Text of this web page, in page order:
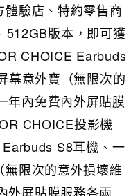
驗店、特約零售商
512GB版本，即可獲
CHOICE Earbuds
幕意外寶（無限次的
年內免費內外屏貼膜
CHOICE投影機
S8耳機、一
限次的意外損壞維
外屏貼膜服務各兩